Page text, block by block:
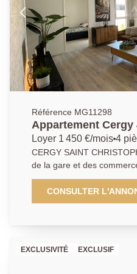
Référence MG11298
Appartement Cergy
Loyer 1 450 €/mois 4
CERGY SAINT CHRISTOPHE - A proximité
de la gare et des
d'une résidence sécurisée
bel appartement de 4
entrée, séjour/salle à
situé, lumineux et bien
CONSULTER
EXCLUSIVITÉ EXCLUSIF